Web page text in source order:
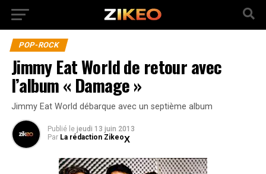
POP-ROCK
Jimmy Eat World de retour avec
l’album « Damage »
Jimmy Eat World débarque avec un septième album
Publié le jeudi 13 juin 2013
Par La rédaction Zikeo